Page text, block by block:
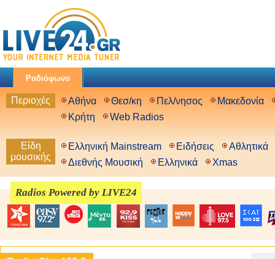
Ραδιόφωνο
Περιοχές Αθήνα Θεσ/κη Πελ/νησος
Μακεδονία
Κρήτη
Web Radios
Είδη
μουσικής
Ελληνική Mainstream Ειδήσεις
Αθλητικά
Διεθνής Μουσική
Ελληνικά Xmas
Radios Powered by LIVE24